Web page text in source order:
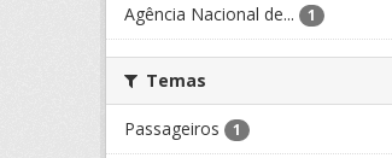
Agência Nacional de... 1
Temas
Passageiros 1